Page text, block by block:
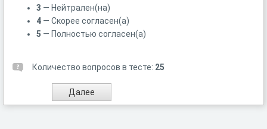
3 — Нейтрален(на)
4 — Скорее согласен(а)
5 — Полностью согласен(а)
Количество вопросов в тесте: 25